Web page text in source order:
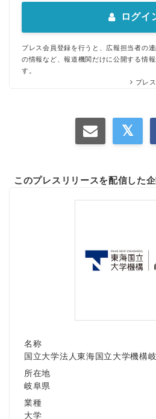
ログイ
プレス会員登録を行うと、広報担当者の
の情報など、報道機関だけに公開する情
す。
プレ
このプレスリリースを配信した
名称
国立大学法人東海国立大学機構
所在地
岐阜県
業種
大学